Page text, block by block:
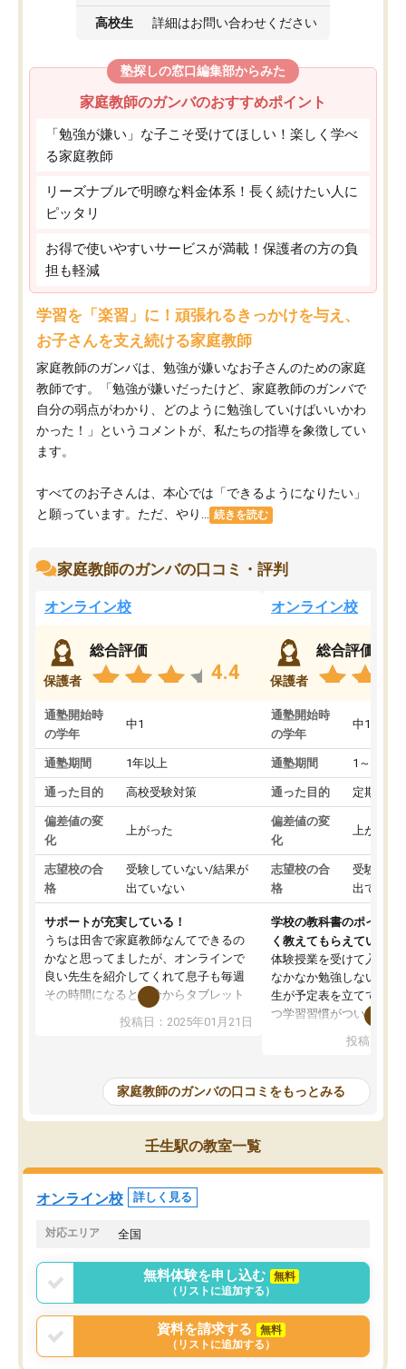
高校生 詳細はお問い合わせください
塾探しの窓口編集部からみた
家庭教師のガンバのおすすめポイント
「勉強が嫌い」な子こそ受けてほしい！楽しく学べ
る家庭教師
リーズナブルで明瞭な料金体系！長く続けたい人に
ピッタリ
お得で使いやすいサービスが満載！保護者の方の負
担も軽減
学習を「楽習」に！頑張れるきっかけを与え、
お子さんを支え続ける家庭教師
家庭教師のガンバは、勉強が嫌いなお子さんのための家庭
教師です。「勉強が嫌いだったけど、家庭教師のガンバで
自分の弱点がわかり、どのように勉強していけばいいかわ
かった！」というコメントが、私たちの指導を象徴してい
ます。
すべてのお子さんは、本心では「できるようになりたい」
と願っています。ただ、やり...
続きを読む
家庭教師のガンバの口コミ・評判
オンライン校
保護者
総合評価
4.4
通塾開始時
の学年
中1
通塾期間 1年以上
通った目的 高校受験対策
偏差値の変
化
上がった
志望校の合
格
受験していない/結果が
出ていない
サポートが充実している！
うちは田舎で家庭教師なんてできるの
かなと思ってましたが、オンラインで
良い先生を紹介してくれて息子も毎週
その時間になると自分からタブレット
を開いてzoomを繋げるようになりまし
た！5科目なんでもOKなのもとても気
めて1年ほどだった今では平均点以上の
科目が増えてきました！あと1年受験ま
であるので無料の週末教室を使用しな
がら頑張って欲しいと思います！
投稿日：2025年01月21日
オンライン校
保護者
総合評価
通塾開始時
の学年
中1
通塾期間 1～3ヵ月
通った目的 定期テス
偏差値の変
化
上がった
志望校の合
格
受験して
出ていな
学校の教科書のポイント
く教えてもらえている
体験授業を受けて入塾し
なかなか勉強しない息子
生が予定表を立ててくれ
つ学習習慣がついてきま
指導が無い日も予定表
問できるのでとても助か
投稿日：
家庭教師のガンバの口コミをもっとみる
壬生駅の教室一覧
オンライン校 詳しく見る
対応エリア 全国
無料体験を申し込む
無料
（リストに追加する）
資料を請求する
無料
（リストに追加する）